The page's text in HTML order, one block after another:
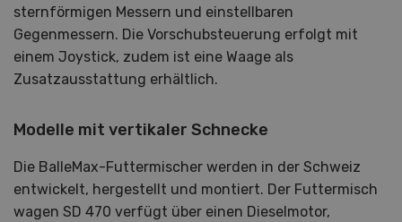
sternförmigen Messern und einstellbaren
Gegenmessern. Die Vorschubsteuerung erfolgt mit
einem Joystick, zudem ist eine Waage als
Zusatzausstattung erhältlich.
Modelle mit vertikaler Schnecke
Die BalleMax-Futtermischer werden in der Schweiz
entwickelt, hergestellt und montiert. Der Futtermisch
wagen SD 470 verfügt über einen Dieselmotor,